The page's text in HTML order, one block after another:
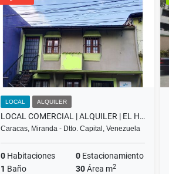
LOCAL ALQUILER
LOCAL COMERCIAL | ALQUILER | EL HATILLO |
Caracas, Miranda - Dtto. Capital, Venezuela
0 Habitaciones 0 Estacionamiento
1 Baño 30Área m2